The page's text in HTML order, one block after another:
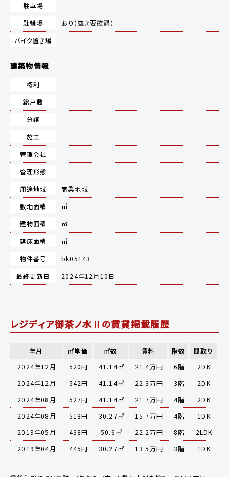
駐車場
駐輪場
あり（空き要確認）
バイク置き場
建築物情報
権利
総戸数
分譲
施工
管理会社
管理形態
用途地域
商業地域
敷地面積
㎡
建物面積
㎡
延床面積
㎡
物件番号
bk05143
最終更新日
2024年12月10日
レジディア御茶ノ水Ⅱの賃貸掲載履歴
年月 ㎡単価 ㎡数 賃料 階数
間取り
2024年12月
520円 41.14㎡ 21.4万円 6階
2DK
2024年12月
542円 41.14㎡ 22.3万円 3階
2DK
2024年08月
527円 41.14㎡ 21.7万円 4階
2DK
2024年08月
518円 30.27㎡ 15.7万円 4階
1DK
2019年05月
438円 50.6㎡ 22.2万円 8階
2LDK
2019年04月
445円 30.27㎡ 13.5万円 3階 1DK